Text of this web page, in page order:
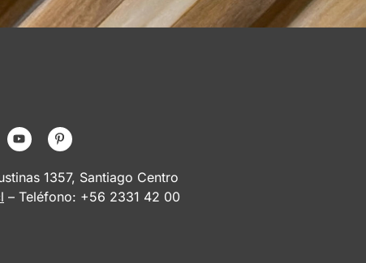
1357, Santiago Centro
– Teléfono: +56 2331 42 00